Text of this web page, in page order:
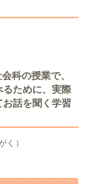
科の授業で、
ために、実際
話を聞く学習
く）